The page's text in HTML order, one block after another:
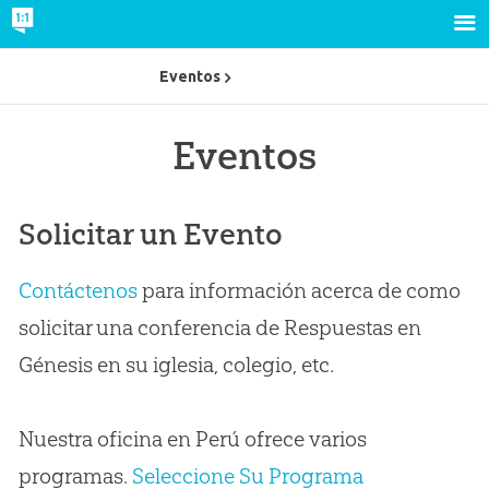
Eventos
Solicitar un Evento
Contáctenospara información acerca de como
solicitar una conferencia de Respuestas en
Génesis en su iglesia, colegio, etc.
Nuestra oficina en Perú ofrece varios
programas. Seleccione Su Programa
Eventos